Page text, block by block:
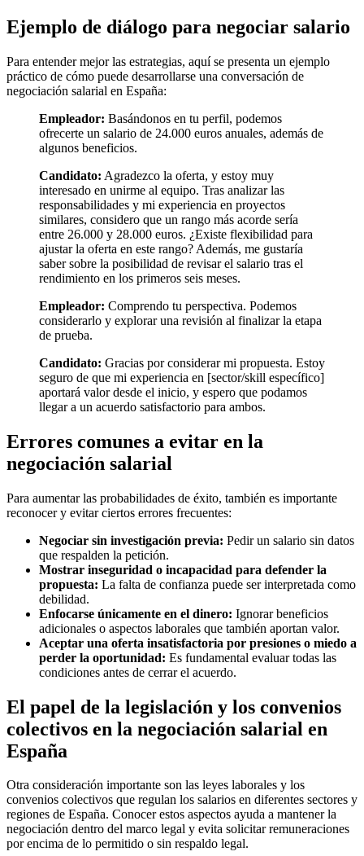
Ejemplo de diálogo para negociar salario
Para entender mejor las estrategias, aquí se presenta un ejemplo
práctico de cómo puede desarrollarse una conversación de
negociación salarial en España:
Empleador: Basándonos en tu perfil, podemos
ofrecerte un salario de 24.000 euros anuales, además de
algunos beneficios.
Candidato: Agradezco la oferta, y estoy muy
interesado en unirme al equipo. Tras analizar las
responsabilidades y mi experiencia en proyectos
similares, considero que un rango más acorde sería
entre 26.000 y 28.000 euros. ¿Existe flexibilidad para
ajustar la oferta en este rango? Además, me gustaría
saber sobre la posibilidad de revisar el salario tras el
rendimiento en los primeros seis meses.
Empleador: Comprendo tu perspectiva. Podemos
considerarlo y explorar una revisión al finalizar la etapa
de prueba.
Candidato: Gracias por considerar mi propuesta. Estoy
seguro de que mi experiencia en [sector/skill específico]
aportará valor desde el inicio, y espero que podamos
llegar a un acuerdo satisfactorio para ambos.
Errores comunes a evitar en la
negociación salarial
Para aumentar las probabilidades de éxito, también es importante
reconocer y evitar ciertos errores frecuentes:
Negociar sin investigación previa: Pedir un salario sin datos
que respalden la petición.
Mostrar inseguridad o incapacidad para defender la
propuesta: La falta de confianza puede ser interpretada como
debilidad.
Enfocarse únicamente en el dinero: Ignorar beneficios
adicionales o aspectos laborales que también aportan valor.
Aceptar una oferta insatisfactoria por presiones o miedo a
perder la oportunidad: Es fundamental evaluar todas las
condiciones antes de cerrar el acuerdo.
El papel de la legislación y los convenios
colectivos en la negociación salarial en
España
Otra consideración importante son las leyes laborales y los
convenios colectivos que regulan los salarios en diferentes sectores y
regiones de España. Conocer estos aspectos ayuda a mantener la
negociación dentro del marco legal y evita solicitar remuneraciones
por encima de lo permitido o sin respaldo legal.